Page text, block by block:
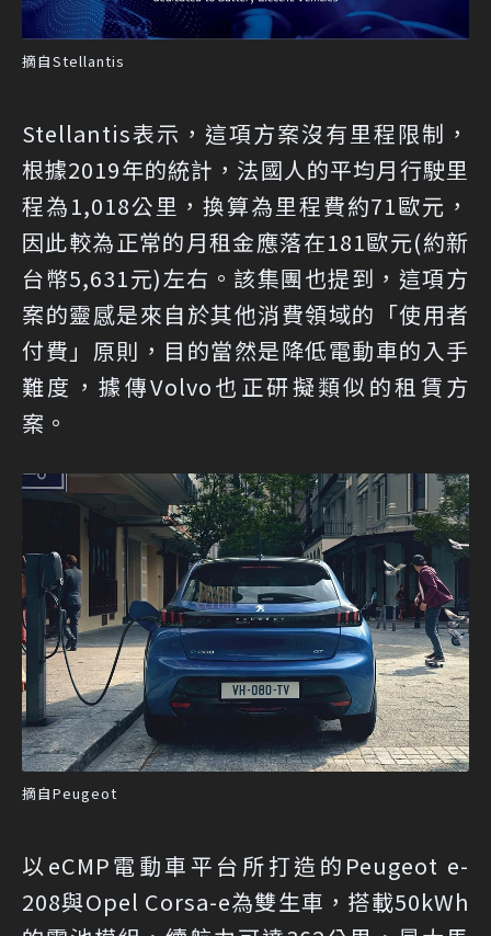
摘自Stellantis
Stellantis表示，這項方案沒有里程限制，
根據2019年的統計，法國人的平均月行駛里
程為1,018公里，換算為里程費約71歐元，
因此較為正常的月租金應落在181歐元(約新
台幣5,631元)左右。該集團也提到，這項方
案的靈感是來自於其他消費領域的「使用者
付費」原則，目的當然是降低電動車的入手
難度，據傳Volvo也正研擬類似的租賃方
案。
摘自Peugeot
以eCMP電動車平台所打造的Peugeot e-
208與Opel Corsa-e為雙生車，搭載50kWh